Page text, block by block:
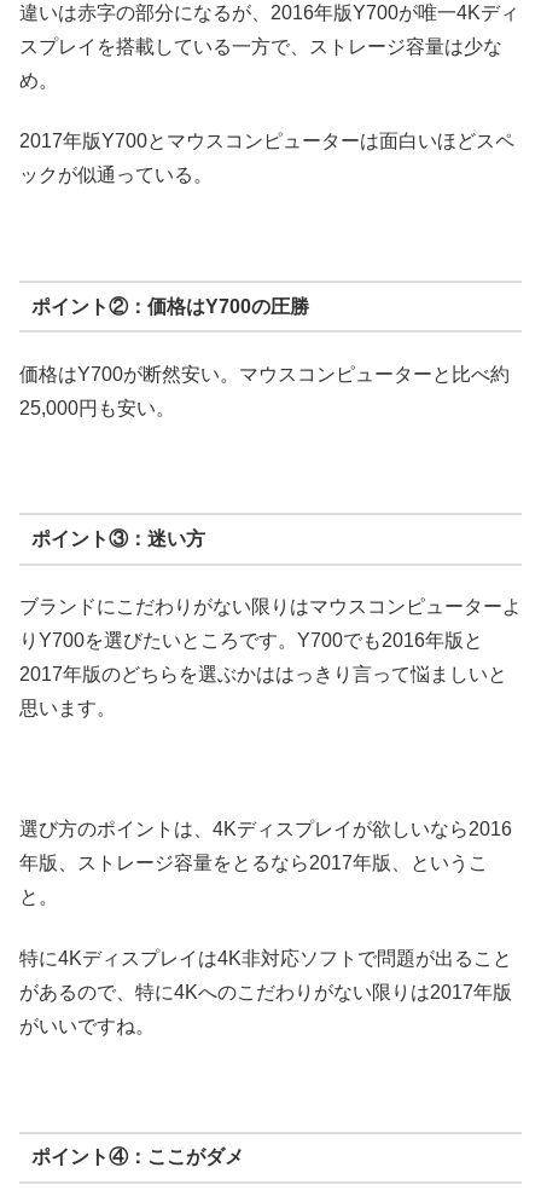
違いは赤字の部分になるが、2016年版Y700が唯一4Kディ
スプレイを搭載している一方で、ストレージ容量は少な
め。
2017年版Y700とマウスコンピューターは面白いほどスペ
ックが似通っている。
ポイント②：価格はY700の圧勝
価格はY700が断然安い。マウスコンピューターと比べ約
25,000円も安い。
ポイント③：迷い方
ブランドにこだわりがない限りはマウスコンピューターよ
りY700を選びたいところです。Y700でも2016年版と
2017年版のどちらを選ぶかははっきり言って悩ましいと
思います。
選び方のポイントは、4Kディスプレイが欲しいなら2016
年版、ストレージ容量をとるなら2017年版、というこ
と。
特に4Kディスプレイは4K非対応ソフトで問題が出ること
があるので、特に4Kへのこだわりがない限りは2017年版
がいいですね。
ポイント④：ここがダメ